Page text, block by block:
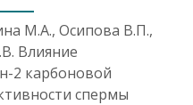
М.А., Осипова В.П.,
Влияние
2 карбоновой
спермы